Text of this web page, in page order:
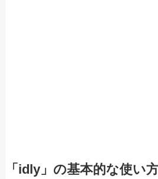
「idly」の基本的な使い